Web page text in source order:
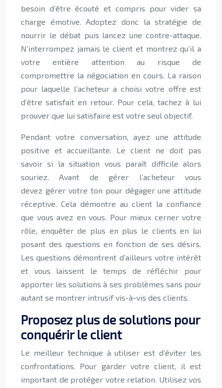
besoin d’être écouté et compris pour vider sa
charge émotive. Adoptez donc la stratégie de
nourrir le débat puis lancez une contre-attaque.
N’interrompez jamais le client et montrez qu’il a
votre entière attention au risque de
compromettre la négociation en cours. La raison
pour laquelle l’acheteur a choisi votre offre est
d’être satisfait en retour. Pour cela, tachez à lui
prouver que lui satisfaire est votre seul objectif.
Pendant votre conversation, ayez une attitude
positive et accueillante. Le client ne doit pas
savoir si la situation vous paraît difficile alors
souriez. Avant de gérer l’acheteur vous
devez gérer votre ton pour dégager une attitude
réceptive. Cela démontre au client la confiance
que vous avez en vous. Pour mieux cerner votre
rôle, enquêter de plus en plus le clients en lui
posant des questions en fonction de ses désirs.
Les questions démontrent d’ailleurs votre intérêt
et vous laissent le temps de réfléchir pour
apporter les solutions à ses problèmes sans pour
autant se montrer intrusif vis-à-vis des clients.
Proposez plus de solutions pour
conquérir le client
Le meilleur technique à utiliser est d’éviter les
confrontations. Pour garder votre client, il est
important de protéger votre relation. Utilisez vos